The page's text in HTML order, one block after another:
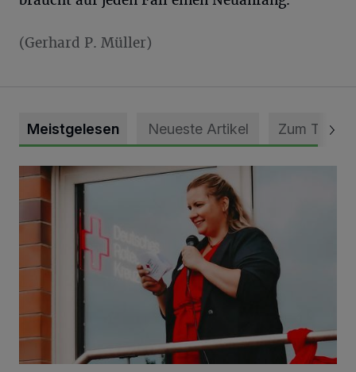
(Gerhard P. Müller)
Meistgelesen Neueste Artikel Zum Thema
DRK Grevenbroich feiert Einweihung des neuen Domizils